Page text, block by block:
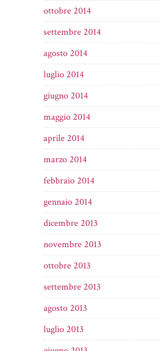
ottobre 2014
settembre 2014
agosto 2014
luglio 2014
giugno 2014
maggio 2014
aprile 2014
marzo 2014
febbraio 2014
gennaio 2014
dicembre 2013
novembre 2013
ottobre 2013
settembre 2013
agosto 2013
luglio 2013